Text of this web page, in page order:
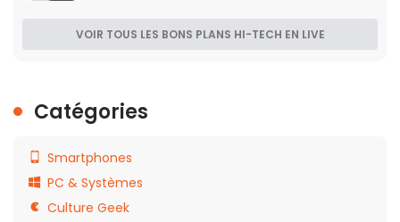
VOIR TOUS LES BONS PLANS HI-TECH EN LIVE
Catégories
Smartphones
PC & Systèmes
Culture Geek